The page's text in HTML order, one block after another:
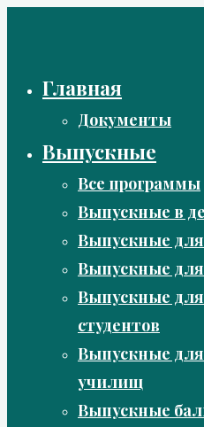
Главная
Документы
Выпускные
Все программы
Выпускные в
Выпускные для
Выпускные для
Выпускные для
студентов
Выпускные
училищ
Выпускные